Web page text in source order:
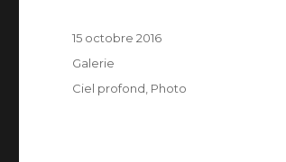
Publié
15 octobre 2016
Format
Galerie
Catégories
Ciel profond Photo